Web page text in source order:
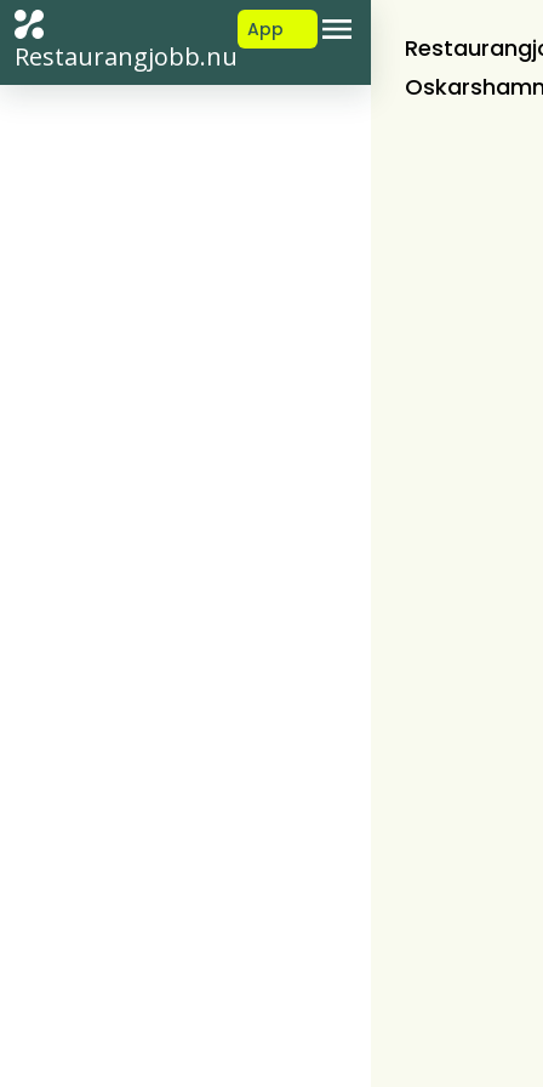
Restaurangjobb.nu
App